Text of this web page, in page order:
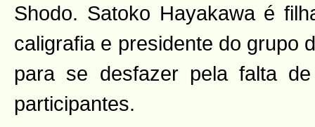
Shodo. Satoko Hayakawa é
caligrafia e presidente do grupo
para se desfazer pela falta
participantes.